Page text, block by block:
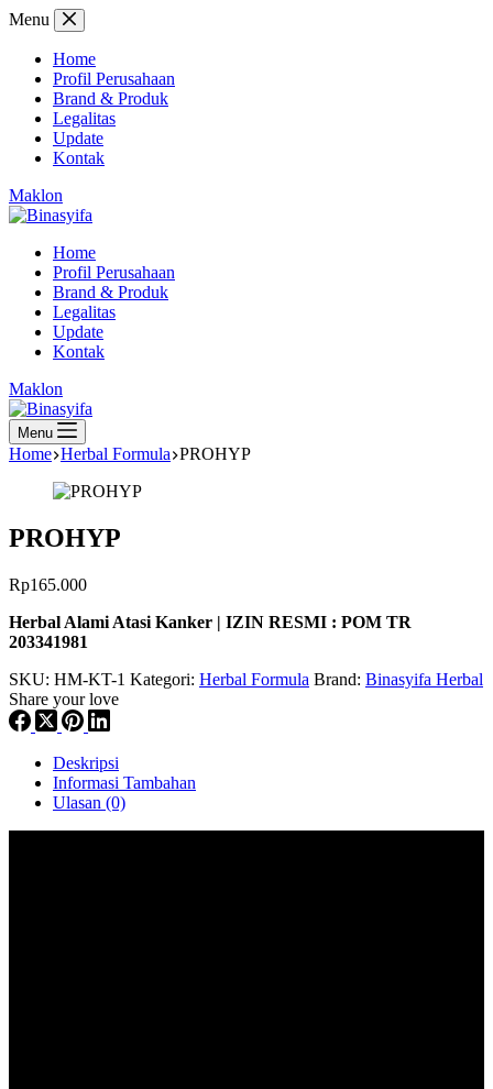
Skip
content
Menu
Home
Profil Perusahaan
Brand & Produk
Legalitas
Update
Kontak
Maklon
Home
Profil Perusahaan
Brand & Produk
Legalitas
Update
Kontak
Maklon
Menu
Home Herbal Formula PROHYP
PROHYP
Rp165.000
Herbal Alami Atasi Kanker | IZIN RESMI : POM TR
203341981
SKU: HM-KT-1 Kategori: Herbal Formula Brand: Binasyifa Herbal
Share your love
Deskripsi
Informasi Tambahan
Ulasan (0)